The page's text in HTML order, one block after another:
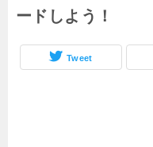
ードしよう！
Tweet